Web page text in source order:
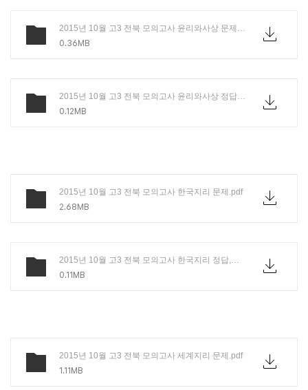
2015년 10월 고3 전북 모의고사 윤리와사상 문제.pdf
0.36MB
2015년 10월 고3 전북 모의고사 윤리와사상 정답,해설.PDF
0.12MB
2015년 10월 고3 전북 모의고사 한국지리 문제.pdf
2.68MB
2015년 10월 고3 전북 모의고사 한국지리 정답,해설.PDF
0.11MB
2015년 10월 고3 전북 모의고사 세계지리 문제.pdf
1.11MB